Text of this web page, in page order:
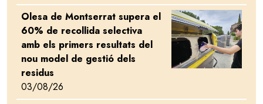
Olesa de Montserrat supera el
60% de recollida selectiva
amb els primers resultats del
nou model de gestió dels
residus
03/08/26
Image